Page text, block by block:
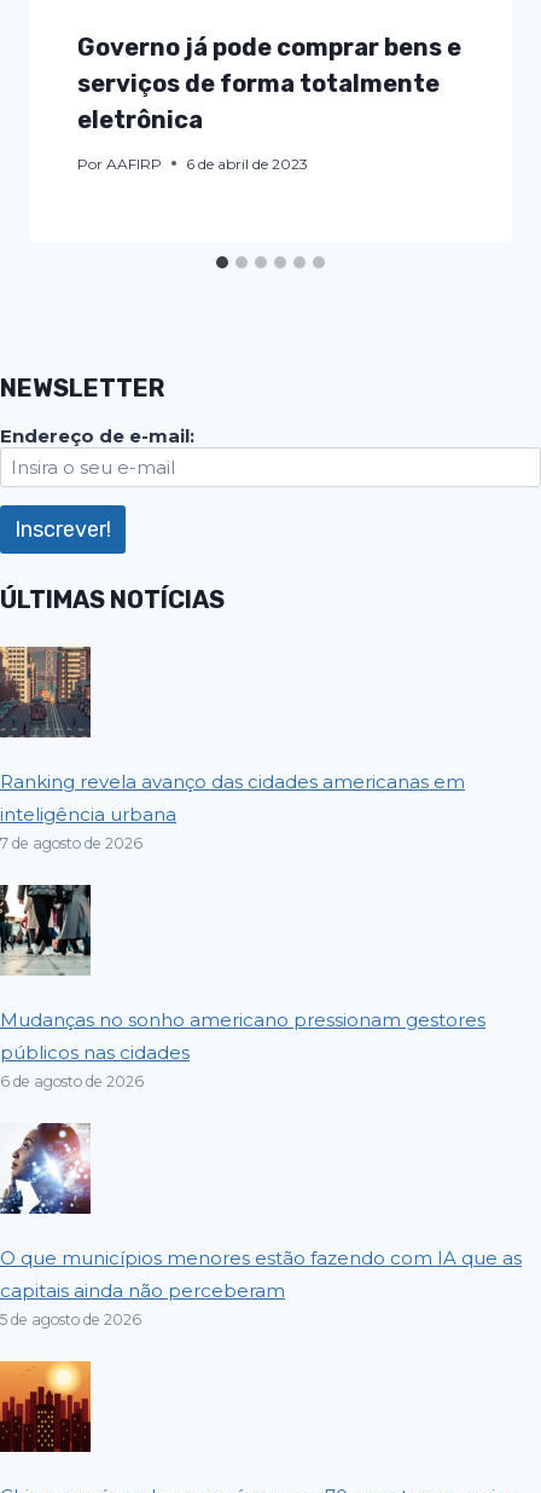
Governo já pode comprar bens e
serviços de forma totalmente
eletrônica
Por AAFIRP 6 de abril de 2023
NEWSLETTER
Endereço de e-mail:
ÚLTIMAS NOTÍCIAS
Ranking revela avanço das cidades americanas em
inteligência urbana
7 de agosto de 2026
Mudanças no sonho americano pressionam gestores
públicos nas cidades
6 de agosto de 2026
O que municípios menores estão fazendo com IA que as
capitais ainda não perceberam
5 de agosto de 2026